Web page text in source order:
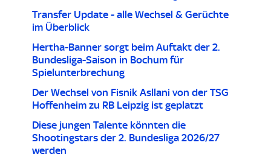
Transfer Update - alle Wechsel & Gerüchte
im Überblick
Hertha-Banner sorgt beim Auftakt der 2.
Bundesliga-Saison in Bochum für
Spielunterbrechung
Der Wechsel von Fisnik Asllani von der TSG
Hoffenheim zu RB Leipzig ist geplatzt
Diese jungen Talente könnten die
Shootingstars der 2. Bundesliga 2026/27
werden